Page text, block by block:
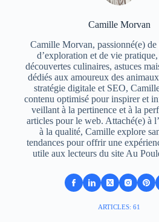
Camille Morvan
Camille Morvan, passionné(e) de
d’exploration et de vie pratique,
découvertes culinaires, astuces
dédiés aux amoureux des
stratégie digitale et SEO,
contenu optimisé pour inspirer et
veillant à la pertinence et à la
articles pour le web. Attaché(e) à
à la qualité, Camille explore
tendances pour offrir une
utile aux lecteurs du site Au
ARTICLES: 61